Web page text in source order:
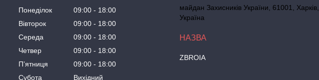
Понеділок 09:00
18:00
Вівторок
09:00
18:00
Середа
09:00
18:00
Четвер
09:00
18:00
Пʼятниця
09:00
18:00
Субота
Вихідний
майдан Захисників України, 61001, Харків,
Україна
ZBROIA